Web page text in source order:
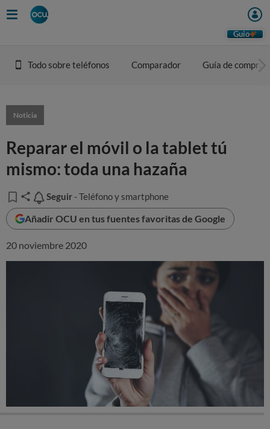
Guio
Todo sobre teléfonos Comparador Guía de compra
Noticia
Reparar el móvil o la tablet tú
mismo: toda una hazaña
Seguir
Seguir - Teléfono y smartphone
Añadir OCU en tus fuentes favoritas de Google
20 noviembre 2020